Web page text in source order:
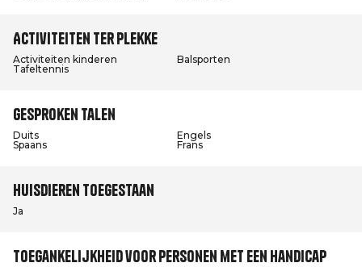
Activiteiten ter plekke
Activiteiten kinderen
Balsporten
Tafeltennis
Gesproken talen
Duits
Engels
Spaans
Frans
Huisdieren toegestaan
Ja
Toegankelijkheid voor personen met een handicap